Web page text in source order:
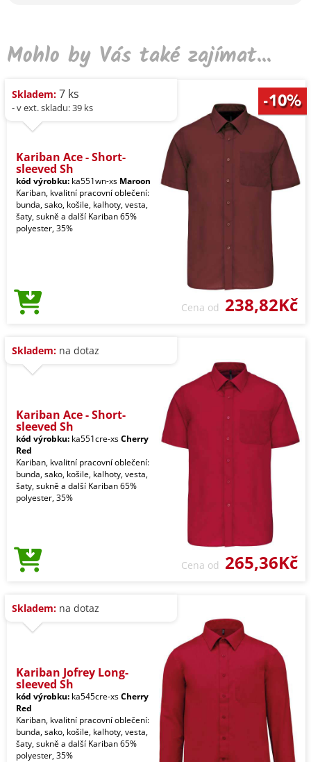
Mohlo by Vás také zajímat...
Skladem: 7 ks
- v ext. skladu: 39 ks
Kariban Ace - Short-
sleeved Sh
kód výrobku: ka551wn-xs Maroon
Kariban, kvalitní pracovní oblečení:
bunda, sako, košile, kalhoty, vesta,
šaty, sukně a další Kariban 65%
polyester, 35%
Cena od 238,82Kč
Skladem: na dotaz
Kariban Ace - Short-
sleeved Sh
kód výrobku: ka551cre-xsCherry
Red
Kariban, kvalitní pracovní oblečení:
bunda, sako, košile, kalhoty, vesta,
šaty, sukně a další Kariban 65%
polyester, 35%
Cena od 265,36Kč
Skladem: na dotaz
Kariban Jofrey Long-
sleeved Sh
kód výrobku: ka545cre-xsCherry
Red
Kariban, kvalitní pracovní oblečení:
bunda, sako, košile, kalhoty, vesta,
šaty, sukně a další Kariban 65%
polyester, 35%